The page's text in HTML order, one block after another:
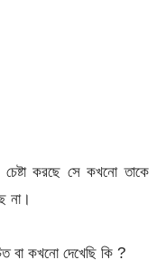
চেষ্টা করছে সে কখনো তাকে
না।
বা কখনো দেখেছি কি ?